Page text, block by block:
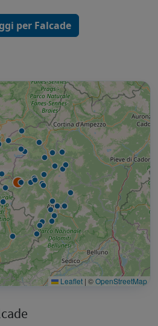
per Falcade
Leaflet | ©OpenStreetMap